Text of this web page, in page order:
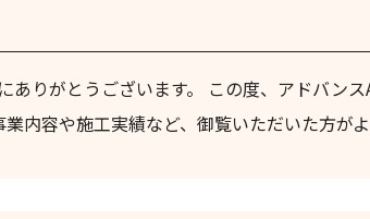
りがとうございます。 この度、アドバン
内容や施工実績など、御覧いただいた方が